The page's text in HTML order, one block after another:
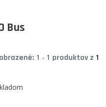
Bus
1 - 1 produktov z 1